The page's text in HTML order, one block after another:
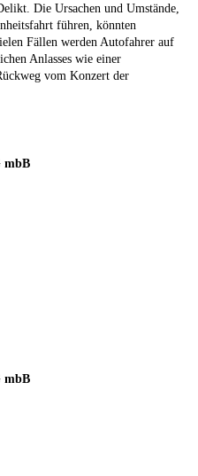
Die Ursachen und Umstände,
führen, könnten
Fällen werden Autofahrer auf
Anlasses wie einer
vom Konzert der
mbB
mbB